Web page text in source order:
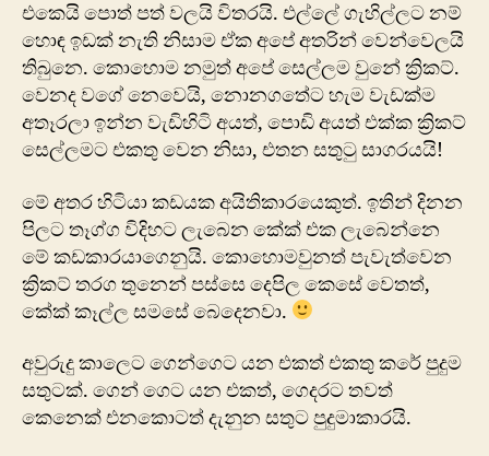
එකෙයි පොත් පත් වලයි විතරයි. එල්ලේ ගැහිල්ලට නම්
හොඳ ඉඩක් නැති නිසාම ඒක අපේ අතරින් වෙන්වෙලයි
තිබුනෙ. කොහොම නමුත් අපේ සෙල්ලම වුනේ ක්‍රිකට්.
වෙනද ‍වගේ නෙවෙයි, නොනගතේට හැම වැඩක්ම
අතෑරලා ඉන්න වැඩිහිටි අයත්, පොඩි අයත් එක්ක ක්‍රිකට්
සෙල්ලමට එකතු වෙන නිසා, එතන සතුටු සාගරයයි!
මේ අතර හිටියා කඩයක අයිතිකාරයෙකුත්. ඉතින් දිනන
පිලට තෑග්ග විදිහට ලැබෙන කේක් එක ලැබෙන්නෙ
මේ කඩකාරයාගෙනුයි. කොහොමවුනත් පැවැත්වෙන
ක්‍රිකට් තරග තුනෙන් පස්සෙ දෙපිල කෙසේ වෙතත්,
කේක් කෑල්ල සමසේ බෙදෙනවා.
අවුරුදු කාලෙට ගෙන්ගෙට යන එකත් එකතු කරේ පුදුම
සතුටක්. ගෙන් ගෙට යන එකත්, ගෙදරට තවත්
කෙනෙක් එනකොටත් දැනුන සතුට පුදුමාකාරයි.